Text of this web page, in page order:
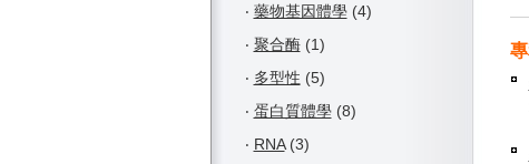
‧ 藥物基因體學(4)
‧ 聚合酶(1)
‧ 多型性 (5)
‧ 蛋白質體學(8)
‧ RNA(3)